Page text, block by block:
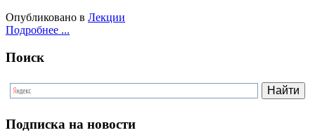
Опубликовано в Лекции
Подробнее ...
Поиск
Подписка на новости